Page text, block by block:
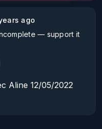
ago
— support it
Aline 12/05/2022